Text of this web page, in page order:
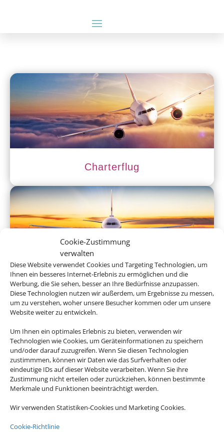
Cookie-Zustimmung
verwalten
Diese Website verwendet Cookies und Targeting Technologien, um
Ihnen ein besseres Internet-Erlebnis zu ermöglichen und die
Werbung, die Sie sehen, besser an Ihre Bedürfnisse anzupassen.
Diese Technologien nutzen wir außerdem, um Ergebnisse zu messen,
um zu verstehen, woher unsere Besucher kommen oder um unsere
Website weiter zu entwickeln.
Um Ihnen ein optimales Erlebnis zu bieten, verwenden wir
Technologien wie Cookies, um Geräteinformationen zu speichern
und/oder darauf zuzugreifen. Wenn Sie diesen Technologien
zustimmmen, können wir Daten wie das Surfverhalten oder
eindeutige IDs auf dieser Website verarbeiten. Wenn Sie ihre
Zustimmung nicht erteilen oder zurückziehen, können bestimmte
Merkmale und Funktionen beeinträchtigt werden.
Wir verwenden Statistiken-Cookies und Marketing Cookies.
Cookie-Richtlinie
Charterflug
Linienflug
Mietwagen